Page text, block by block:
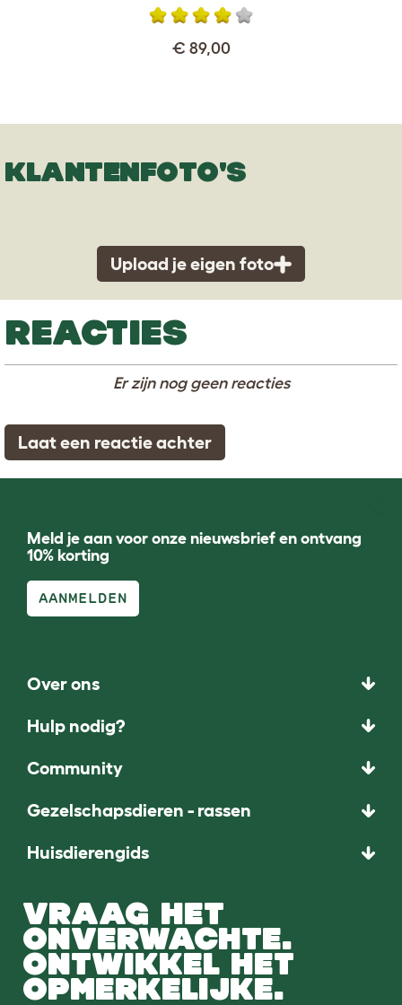
€ 89,00
KLANTENFOTO'S
Upload je eigen foto
REACTIES
Er zijn nog geen reacties
Laat een reactie achter
Meld je aan voor onze nieuwsbrief en ontvang
10% korting
AANMELDEN
Over ons
Hulp nodig?
Community
Gezelschapsdieren - rassen
Huisdierengids
VRAAG HET
ONVERWACHTE.
ONTWIKKEL HET
OPMERKELIJKE.